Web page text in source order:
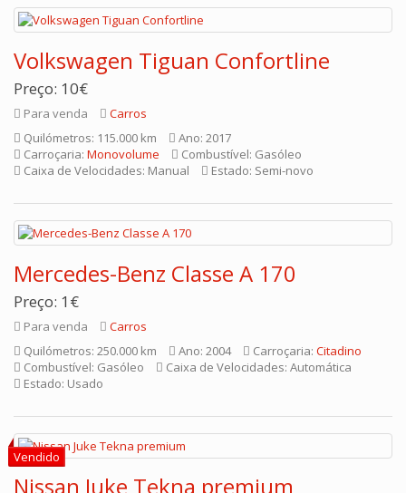
Volkswagen Tiguan Confortline
Preço: 10€
Para venda
Carros
Quilómetros: 115.000 km
Ano: 2017
Carroçaria: Monovolume
Combustível: Gasóleo
Caixa de Velocidades: Manual
Estado: Semi-novo
Mercedes-Benz Classe A 170
Preço: 1€
Para venda
Carros
Quilómetros: 250.000 km
Ano: 2004 Carroçaria: Citadino
Combustível: Gasóleo
Caixa de Velocidades: Automática
Estado: Usado
Nissan Juke Tekna premium